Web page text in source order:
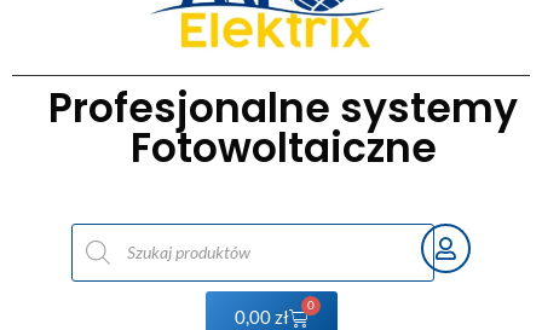
Profesjonalne systemy
Fotowoltaiczne
0,00zł
0